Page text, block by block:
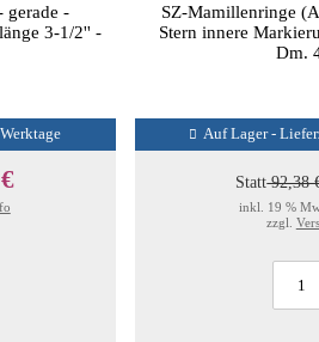
gerade -
3-1/2'' -
SZ-Mamillenringe
Stern innere
Dm.
Auf Lager -
Statt92,38
inkl. 19 %
zzgl.